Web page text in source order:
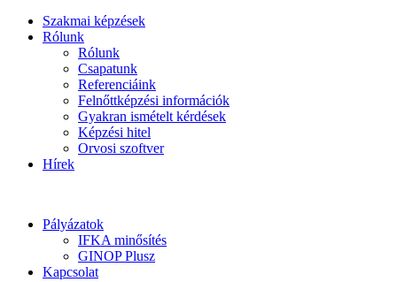
Szakmai képzések
Rólunk
Rólunk
Csapatunk
Referenciáink
Felnőttképzési információk
Gyakran ismételt kérdések
Képzési hitel
Orvosi szoftver
Hírek
Pályázatok
IFKA minősítés
GINOP Plusz
Kapcsolat